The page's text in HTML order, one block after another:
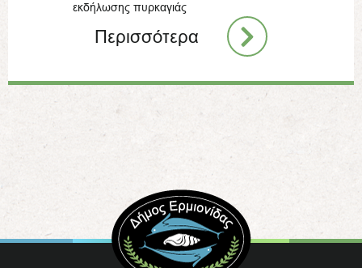
εκδήλωσης πυρκαγιάς
Περισσότερα